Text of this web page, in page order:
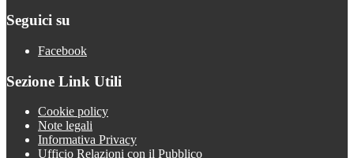
Seguici su
Facebook
Sezione Link Utili
Cookie policy
Note legali
Informativa Privacy
Ufficio Relazioni con il Pubblico